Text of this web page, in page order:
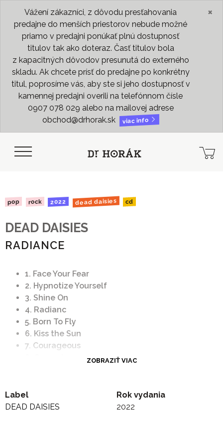
Vážení zákazníci, z dôvodu presťahovania
predajne do menších priestorov nebude možné
priamo v predajni ponúkať plnú dostupnosť
titulov tak ako doteraz. Časť titulov bola
z kapacitných dôvodov presunutá do externého
skladu. Ak chcete prísť do predajne po konkrétny
titul, poprosíme vás, aby ste si jeho dostupnosť v
kamennej predajni overili na telefónnom čísle
0907 078 029 alebo na mailovej adrese
obchod@drhorak.sk
viac info
×
pop rock 2022 dead daisies cd
DEAD DAISIES
RADIANCE
1. Face Your Fear
2. Hypnotize Yourself
3. Shine On
4. Radianc
5. Born To Fly
6. Kiss the Sun
7. Courageous
ZOBRAZIŤ VIAC
Label
DEAD DAISIES
Rok vydania
2022